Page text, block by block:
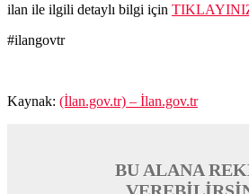
ilan ile ilgili detaylı bilgi için
#ilangovtr
Kaynak: (İlan.gov.tr) – İlan.gov.tr
BU ALANA